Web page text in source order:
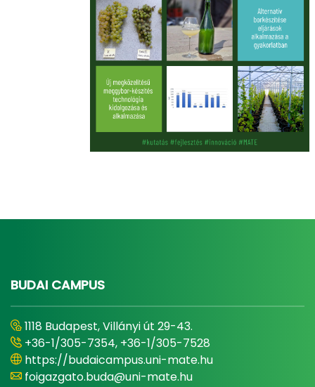
BUDAI CAMPUS
1118 Budapest, Villányi út 29-43.
+36-1/305-7354, +36-1/305-7528
https://budaicampus.uni-mate.hu
foigazgato.buda@uni-mate.hu